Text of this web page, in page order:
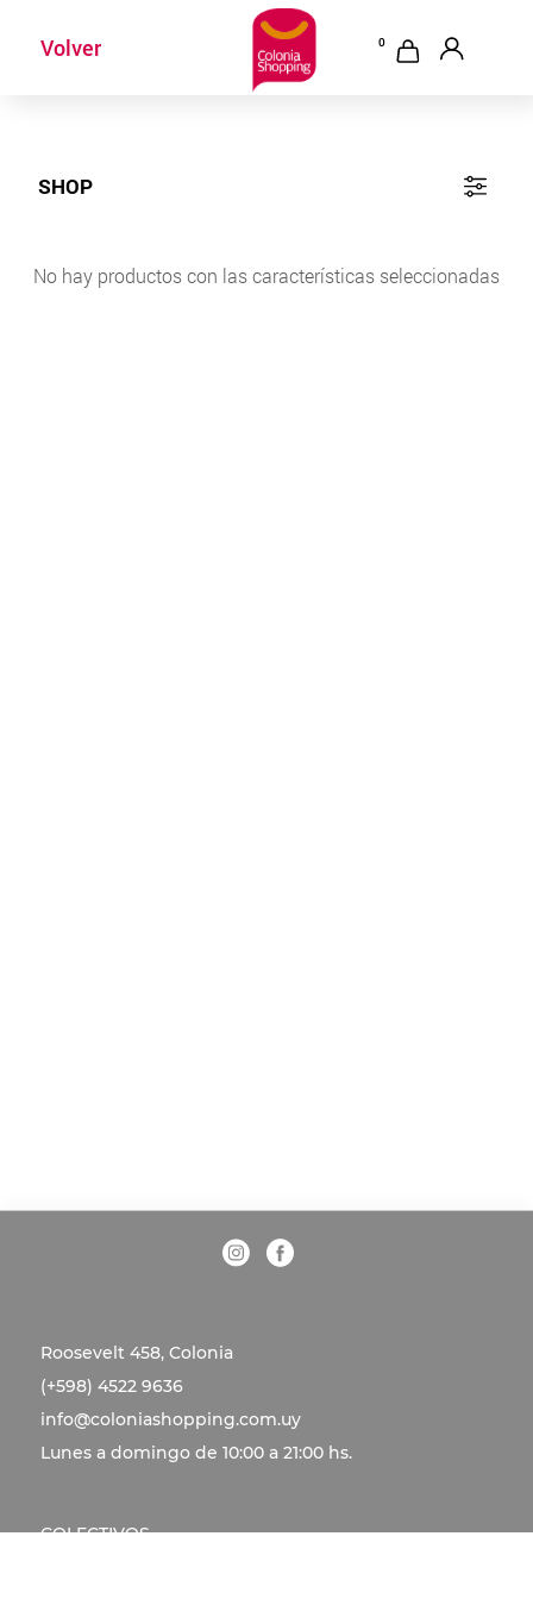
Volver 0
SHOP
No hay productos con las características seleccionadas
COLECTIVOS
Roosevelt 458, Colonia
(+598) 4522 9636
info@coloniashopping.com.uy
Lunes a domingo de 10:00 a 21:00 hs.